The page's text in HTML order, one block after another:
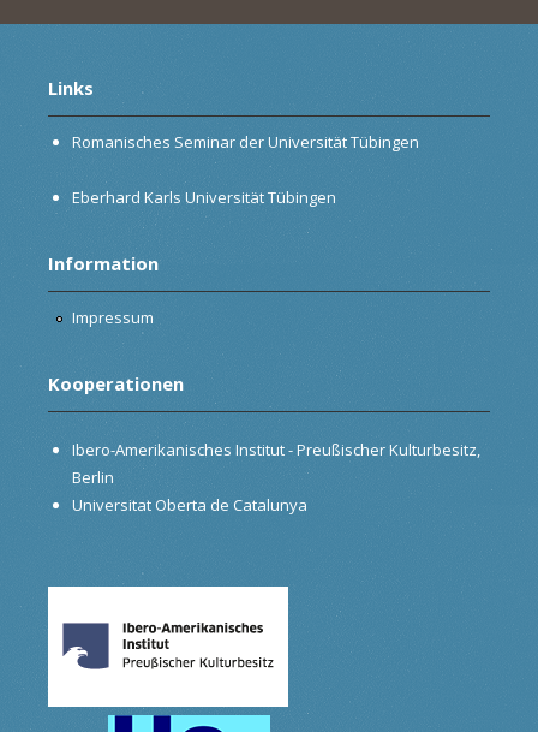
Links
Romanisches Seminar der Universität Tübingen
Eberhard Karls Universität Tübingen
Information
Impressum
Kooperationen
Ibero-Amerikanisches Institut - Preußischer Kulturbesitz,
Berlin
Universitat Oberta de Catalunya